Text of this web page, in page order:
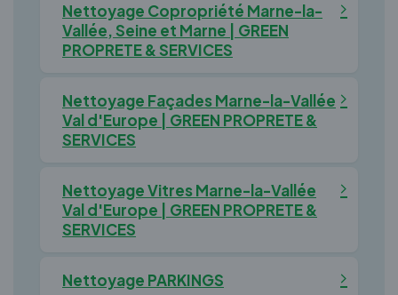
Nettoyage Copropriété Marne-la-
Vallée, Seine et Marne | GREEN
PROPRETE & SERVICES
Nettoyage Façades Marne-la-Vallée
Val d'Europe | GREEN PROPRETE &
SERVICES
Nettoyage Vitres Marne-la-Vallée
Val d'Europe | GREEN PROPRETE &
SERVICES
Nettoyage PARKINGS